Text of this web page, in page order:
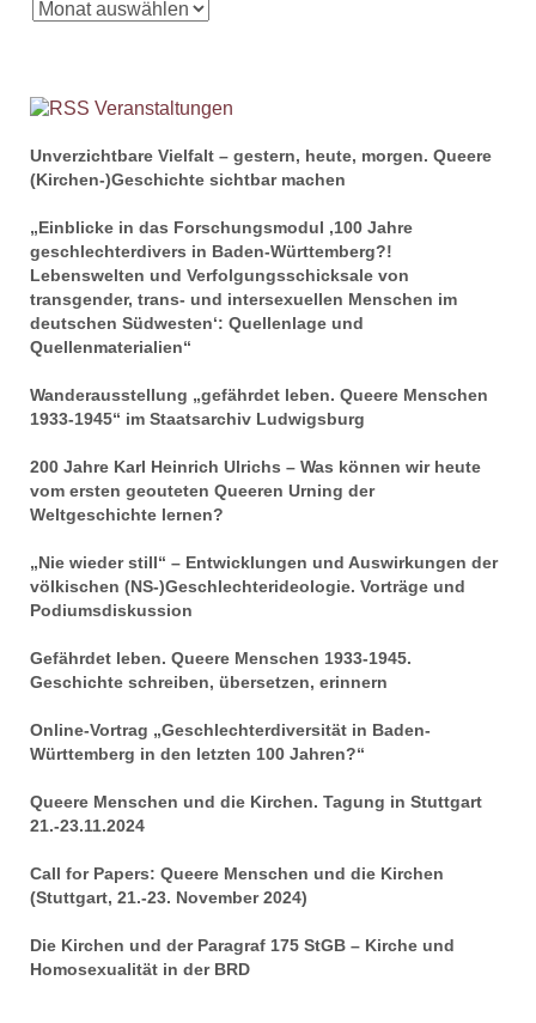
Veranstaltungen
Unverzichtbare Vielfalt – gestern, heute, morgen. Queere
(Kirchen-)Geschichte sichtbar machen
„Einblicke in das Forschungsmodul ‚100 Jahre
geschlechterdivers in Baden-Württemberg?!
Lebenswelten und Verfolgungsschicksale von
transgender, trans- und intersexuellen Menschen im
deutschen Südwesten‘: Quellenlage und
Quellenmaterialien“
Wanderausstellung „gefährdet leben. Queere Menschen
1933-1945“ im Staatsarchiv Ludwigsburg
200 Jahre Karl Heinrich Ulrichs – Was können wir heute
vom ersten geouteten Queeren Urning der
Weltgeschichte lernen?
„Nie wieder still“ – Entwicklungen und Auswirkungen der
völkischen (NS-)Geschlechterideologie. Vorträge und
Podiumsdiskussion
Gefährdet leben. Queere Menschen 1933-1945.
Geschichte schreiben, übersetzen, erinnern
Online-Vortrag „Geschlechterdiversität in Baden-
Württemberg in den letzten 100 Jahren?“
Queere Menschen und die Kirchen. Tagung in Stuttgart
21.-23.11.2024
Call for Papers: Queere Menschen und die Kirchen
(Stuttgart, 21.-23. November 2024)
Die Kirchen und der Paragraf 175 StGB – Kirche und
Homosexualität in der BRD